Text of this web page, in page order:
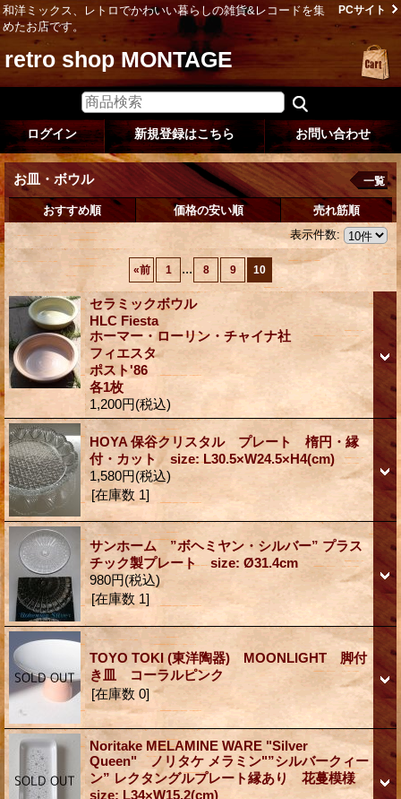
和洋ミックス、レトロでかわいい暮らしの雑貨&レコードを集
めたお店です。
PCサイト
retro shop MONTAGE
ログイン 新規登録はこちら お問い合わせ
お皿・ボウル 一覧
おすすめ順 価格の安い順
売れ筋順
表示件数:
«前 1 ... 8 9 10
セラミックボウル
HLC Fiesta
ホーマー・ローリン・チャイナ社
フィエスタ
ポスト'86
各1枚
1,200円(税込)
HOYA 保谷クリスタル プレート 楕円・縁
付・カット size: L30.5×W24.5×H4(cm)
1,580円(税込)
[在庫数 1]
サンホーム ”ボヘミヤン・シルバー” プラス
チック製プレート size: Ø31.4cm
980円(税込)
[在庫数 1]
TOYO TOKI (東洋陶器) MOONLIGHT 脚付
き皿 コーラルピンク
[在庫数 0]
Noritake MELAMINE WARE "Silver
Queen" ノリタケ メラミン"”シルバークィー
ン” レクタングルプレート縁あり 花蔓模様
size: L34×W15.2(cm)